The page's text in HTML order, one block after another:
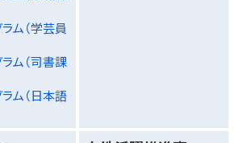
ム（学芸員
ム（司書課
ム（日本語